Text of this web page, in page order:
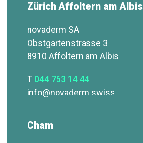
Zürich Affoltern am Albis
novaderm SA
Obstgartenstrasse 3
8910 Affoltern am Albis
T 044 763 14 44
info@novaderm.swiss
Cham